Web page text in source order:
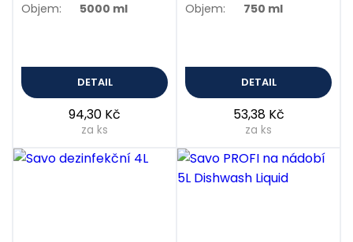
Objem: 5000 ml
DETAIL
94,30 Kč
za ks
Objem: 750 ml
DETAIL
53,38 Kč
za ks